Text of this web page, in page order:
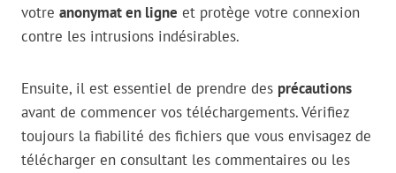
votre anonymat en ligne et protège votre connexion
contre les intrusions indésirables.
Ensuite, il est essentiel de prendre des précautions
avant de commencer vos téléchargements. Vérifiez
toujours la fiabilité des fichiers que vous envisagez de
télécharger en consultant les commentaires ou les